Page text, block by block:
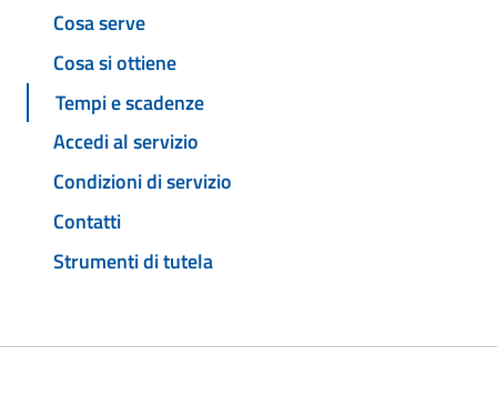
Cosa serve
Cosa si ottiene
Tempi e scadenze
Accedi al servizio
Condizioni di servizio
Contatti
Strumenti di tutela